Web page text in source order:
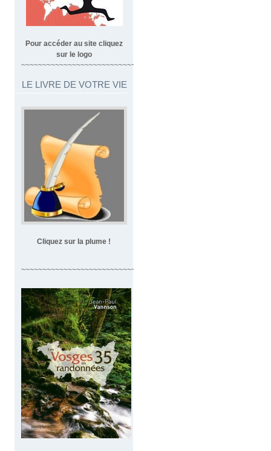
Pour accéder au site cliquez
sur le logo
~~~~~~~~~~~~~~~~~~~~~~~~~~~~~~~~~
LE LIVRE DE VOTRE VIE
Cliquez sur la plume !
~~~~~~~~~~~~~~~~~~~~~~~~~~~~~~~~~~